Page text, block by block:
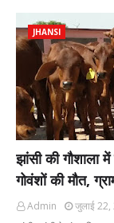
JHANSI
झांसी की गौशाला
गोवंशों की मौत,
Admin
जुलाई